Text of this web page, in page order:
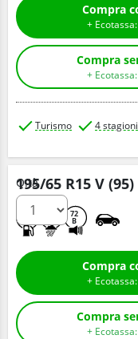
Turismo 4 stagioni
195/65 R15 V (95)
72
B
Q.tà